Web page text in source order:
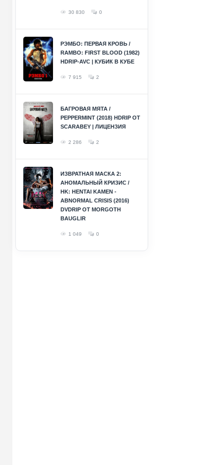
30 830 0
РЭМБО: ПЕРВАЯ КРОВЬ /
RAMBO: FIRST BLOOD (1982)
HDRIP-AVC | КУБИК В КУБЕ
7 915 2
БАГРОВАЯ МЯТА /
PEPPERMINT (2018) HDRIP ОТ
SCARABEY | ЛИЦЕНЗИЯ
2 286 2
ИЗВРАТНАЯ МАСКА 2:
АНОМАЛЬНЫЙ КРИЗИС /
HK: HENTAI KAMEN -
ABNORMAL CRISIS (2016)
DVDRIP ОТ MORGOTH
BAUGLIR
1 049 0